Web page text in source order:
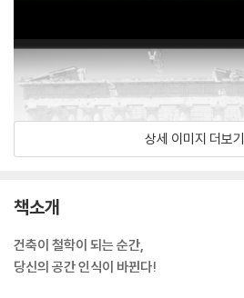
상세 이미지 더보기
책소개
건축이 철학이 되는 순간,
당신의 공간 인식이 바뀐다!